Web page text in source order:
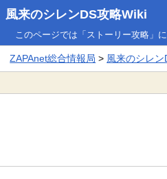
風来のシレンDS攻略Wiki
このページでは「ストーリー攻略」
ZAPAnet総合情報局 > 風来のシレ